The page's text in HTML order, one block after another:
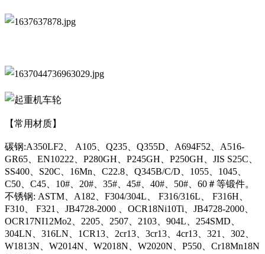
【常用材质】
碳钢:A350LF2、 A105、Q235、Q355D、A694F52、A516-
GR65、EN10222、P280GH、P245GH、P250GH、JIS S25C、
SS400、S20C、16Mn、C22.8、Q345B/C/D、1055、1045、
C50、C45、10#、20#、35#、45#、40#、50#、60＃等锻件。
不锈钢: ASTM、A182、F304/304L、 F316/316L、 F316H、
F310、 F321、JB4728-2000 、OCR18Ni10Ti、JB4728-2000、
OCR17NI12Mo2、2205、2507、2103、904L、254SMD、
304LN、316LN、1CR13、2cr13、3cr13、4cr13、321、302、
W1813N、W2014N、W2018N、W2020N、P550、Cr18Mn18N